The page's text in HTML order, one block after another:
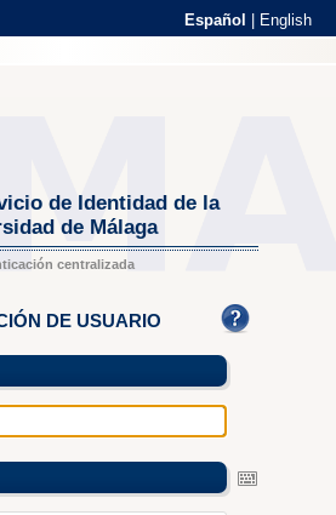
Español English
de Identidad de la
de Málaga
centralizada
DE USUARIO